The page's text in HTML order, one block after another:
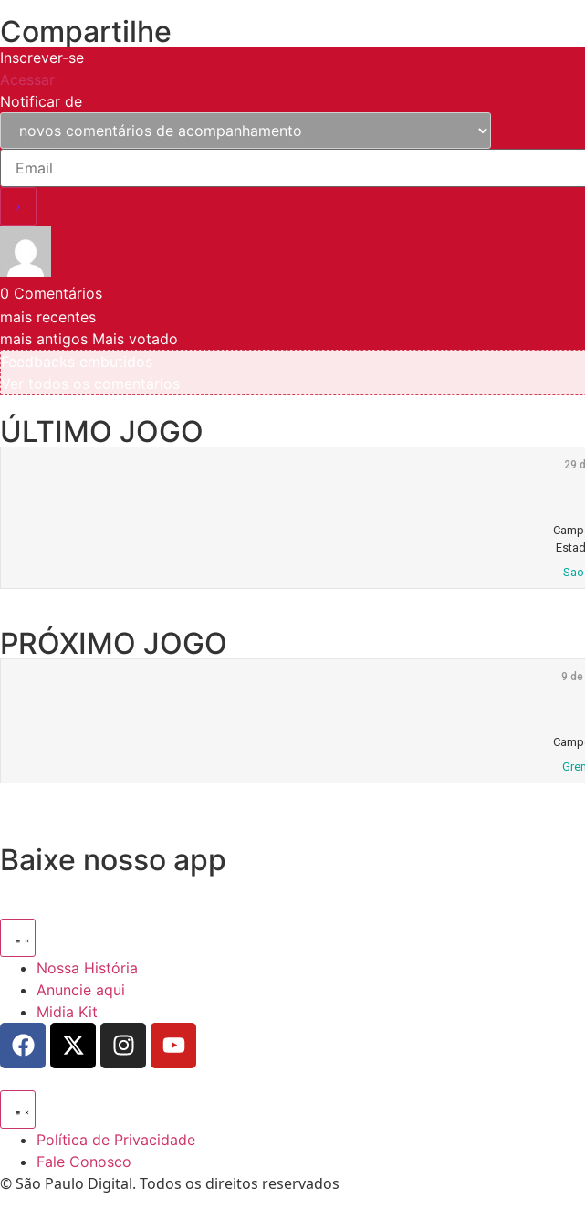
Compartilhe
Inscrever-se
Acessar
Notificar de
0 Comentários
mais recentes
mais antigos Mais votado
ÚLTIMO JOGO
29
PRÓXIMO JOGO
9
Baixe nosso app
Nossa História
Anuncie aqui
Midia Kit
Política de Privacidade
Fale Conosco
© São Paulo Digital. Todos os direitos reservados